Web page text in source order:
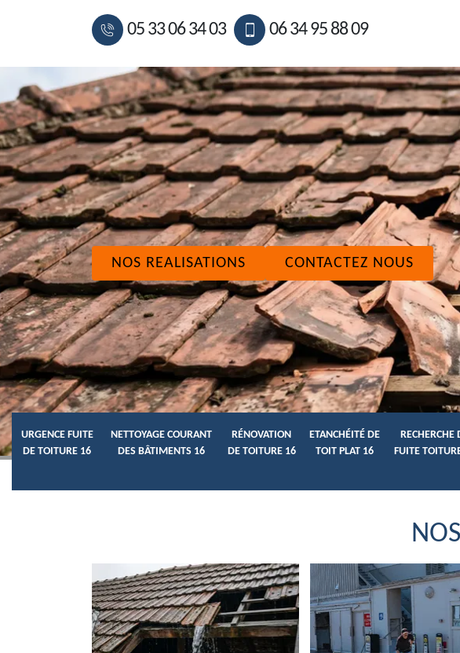
05 33 06 34 03 06 34 95 88 09
NOS REALISATIONS CONTACTEZ NOUS
URGENCE FUITE
DE TOITURE 16
NETTOYAGE COURANT
DES BÂTIMENTS 16
RÉNOVATION
DE TOITURE 16
ETANCHÉITÉ DE
TOIT PLAT 16
RECHERCHE
FUITE